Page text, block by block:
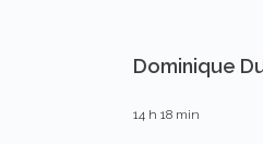
Dominique
14 h 18 min